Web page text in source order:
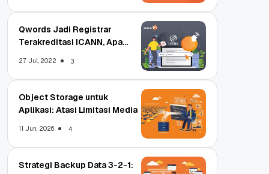
Qwords Jadi Registrar
Terakreditasi ICANN, Apa
27 Jul, 2022 3
Object Storage untuk
Aplikasi: Atasi Limitasi Media
11 Jun, 2026 4
Strategi Backup Data 3-2-1: